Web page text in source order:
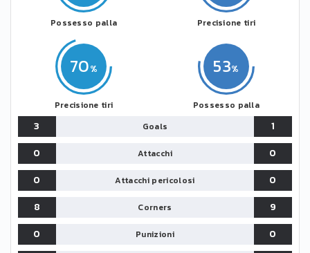
Possesso palla
70
Precisione tiri
53
Possesso palla
Precisione tiri
3 Goals
1
0
Attacchi
0
0
Attacchi pericolosi
0
8
Corners
9
0
Punizioni
0